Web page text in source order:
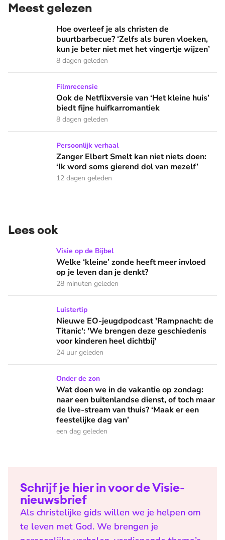
Meest gelezen
Hoe overleef je als christen de buurtbarbecue? ‘Zelfs als
Hoe overleef je als christen de
buurtbarbecue? ‘Zelfs als buren vloeken,
kun je beter niet met het vingertje wijzen’
8 dagen geleden
Ook de Netflixversie van ‘Het kleine huis’ biedt fijne
Filmrecensie
Ook de Netflixversie van ‘Het kleine huis’
biedt fijne huifkarromantiek
8 dagen geleden
Zanger Elbert Smelt kan niet niets doen: ‘Ik word soms
Persoonlijk verhaal
Zanger Elbert Smelt kan niet niets doen:
‘Ik word soms gierend dol van mezelf’
12 dagen geleden
Lees ook
Welke ‘kleine’ zonde heeft meer invloed op je leven dan je
Visie op de Bijbel
Welke ‘kleine’ zonde heeft meer invloed
op je leven dan je denkt?
28 minuten geleden
Nieuwe EO-jeugdpodcast 'Rampnacht: de Titanic': 'We
Luistertip
Nieuwe EO-jeugdpodcast 'Rampnacht: de
Titanic': 'We brengen deze geschiedenis
voor kinderen heel dichtbij'
24 uur geleden
Wat doen we in de vakantie op zondag: naar een
Onder de zon
Wat doen we in de vakantie op zondag:
naar een buitenlandse dienst, of toch maar
de live-stream van thuis? ‘Maak er een
feestelijke dag van’
een dag geleden
Schrijf je hier in voor de Visie-
nieuwsbrief
Als christelijke gids willen we je helpen om
te leven met God. We brengen je